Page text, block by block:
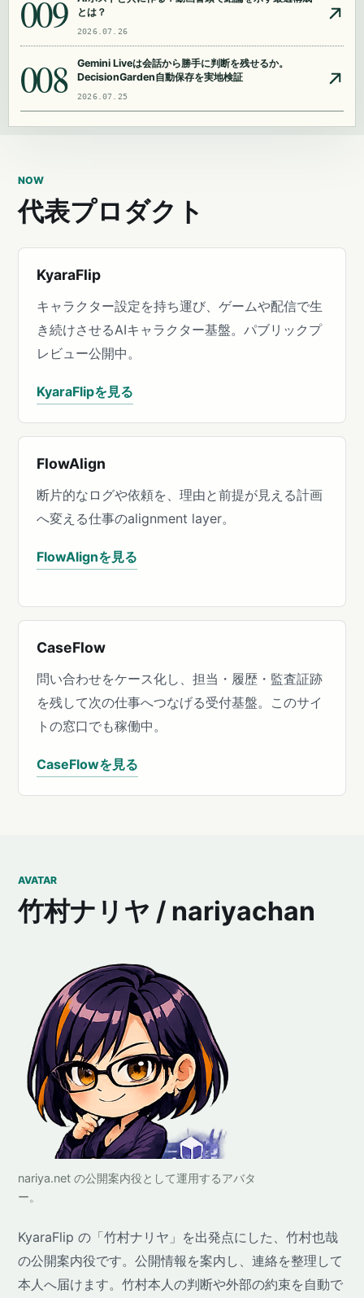
009
とは？
2026.07.26
008
Gemini Liveは会話から勝手に判断を残せるか。
DecisionGarden自動保存を実地検証
2026.07.25
NOW
代表プロダクト
KyaraFlip
キャラクター設定を持ち運び、ゲームや配信で生
き続けさせるAIキャラクター基盤。パブリックプ
レビュー公開中。
KyaraFlipを見る
FlowAlign
断片的なログや依頼を、理由と前提が見える計画
へ変える仕事のalignment layer。
FlowAlignを見る
CaseFlow
問い合わせをケース化し、担当・履歴・監査証跡
を残して次の仕事へつなげる受付基盤。このサイ
トの窓口でも稼働中。
CaseFlowを見る
AVATAR
竹村ナリヤ / nariyachan
nariya.net の公開案内役として運用するアバタ
ー。
KyaraFlip の「竹村ナリヤ」を出発点にした、竹村也哉
の公開案内役です。公開情報を案内し、連絡を整理して
本人へ届けます。竹村本人の判断や外部の約束を自動で